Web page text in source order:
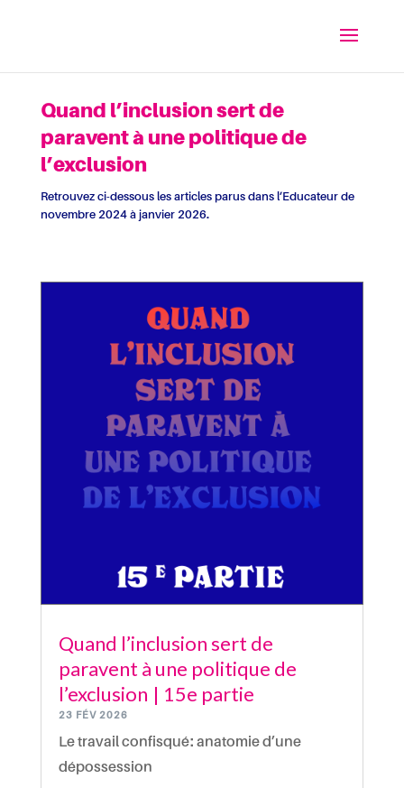
Quand l’inclusion sert de
paravent à une politique de
l’exclusion
Retrouvez ci-dessous les articles parus dans l’Educateur de
novembre 2024 à janvier 2026.
Quand l’inclusion sert de
paravent à une politique de
l’exclusion | 15e partie
23 FÉV 2026
Le travail confisqué : anatomie d’une
dépossession